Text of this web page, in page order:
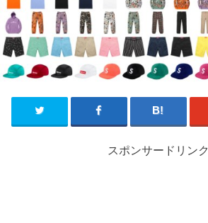
スポンサードリンク